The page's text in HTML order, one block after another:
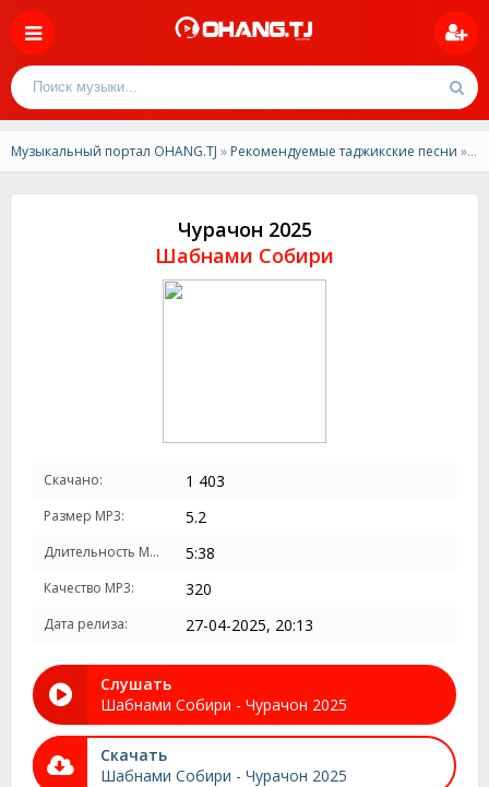
Музыкальный портал OHANG.TJ » Рекомендуемые таджикские песни » Шабнами Собири - Чурачон 2025
Чурачон 2025
Шабнами Собири
Скачано: 1 403
Размер MP3: 5.2
Длительность MP3: 5:38
Качество MP3: 320
Дата релиза: 27-04-2025, 20:13
Слушать
Шабнами Собири - Чурачон 2025
Скачать
Шабнами Собири - Чурачон 2025